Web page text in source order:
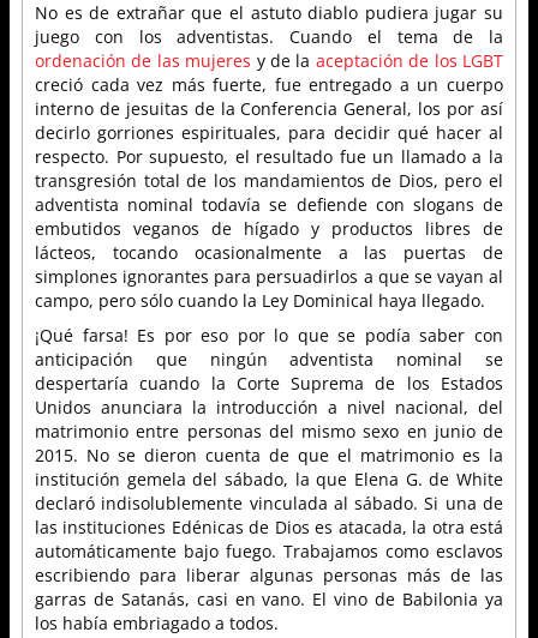
No es de extrañar que el astuto diablo pudiera jugar su
juego con los adventistas. Cuando el tema de la
ordenación de las mujeres y de la aceptación de los LGBT
creció cada vez más fuerte, fue entregado a un cuerpo
interno de jesuitas de la Conferencia General, los por así
decirlo gorriones espirituales, para decidir qué hacer al
respecto. Por supuesto, el resultado fue un llamado a la
transgresión total de los mandamientos de Dios, pero el
adventista nominal todavía se defiende con slogans de
embutidos veganos de hígado y productos libres de
lácteos, tocando ocasionalmente a las puertas de
simplones ignorantes para persuadirlos a que se vayan al
campo, pero sólo cuando la Ley Dominical haya llegado.
¡Qué farsa! Es por eso por lo que se podía saber con
anticipación que ningún adventista nominal se
despertaría cuando la Corte Suprema de los Estados
Unidos anunciara la introducción a nivel nacional, del
matrimonio entre personas del mismo sexo en junio de
2015. No se dieron cuenta de que el matrimonio es la
institución gemela del sábado, la que Elena G. de White
declaró indisolublemente vinculada al sábado. Si una de
las instituciones Edénicas de Dios es atacada, la otra está
automáticamente bajo fuego. Trabajamos como esclavos
escribiendo para liberar algunas personas más de las
garras de Satanás, casi en vano. El vino de Babilonia ya
los había embriagado a todos.